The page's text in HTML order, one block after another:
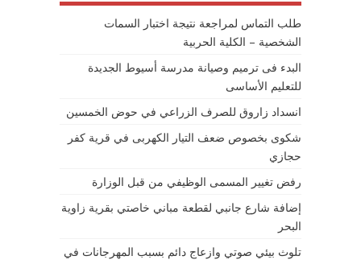
طلب التماس لمراجعة نتيجة اختبار السمات
الشخصية – الكلية الحربية
البدء فى ترميم وصيانة مدرسة أسيوط الجديدة
للتعليم الأساسى
انسداد زاروق للصرف الزراعي في حوض الخمسين
شكوى بخصوص ضعف التيار الكهربى في قرية كفر
حجازي
رفض تغيير المسمى الوظيفي من قبل الوزارة
إضافة شارع جانبي لقطعة مباني خاصتي بقرية زاوية
البحر
تلوث بيئي صوتي وازعاج دائم بسبب المهرجانات في